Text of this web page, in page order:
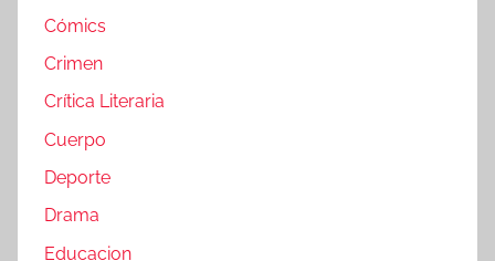
Cómics
Crimen
Crítica Literaria
Cuerpo
Deporte
Drama
Educacion